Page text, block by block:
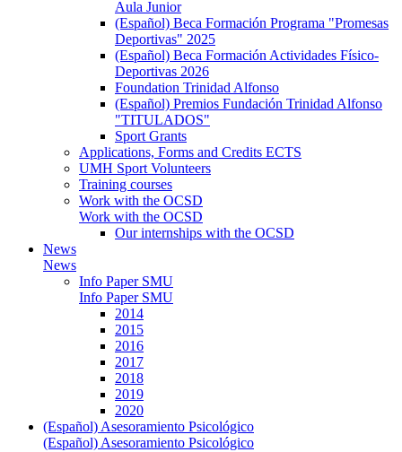
Aula Junior
(Español) Beca Formación Programa "Promesas
Deportivas" 2025
(Español) Beca Formación Actividades Físico-
Deportivas 2026
Foundation Trinidad Alfonso
(Español) Premios Fundación Trinidad Alfonso
"TITULADOS"
Sport Grants
Applications, Forms and Credits ECTS
UMH Sport Volunteers
Training courses
Work with the OCSD
Work with the OCSD
Our internships with the OCSD
News
News
Info Paper SMU
Info Paper SMU
2014
2015
2016
2017
2018
2019
2020
(Español) Asesoramiento Psicológico
(Español) Asesoramiento Psicológico